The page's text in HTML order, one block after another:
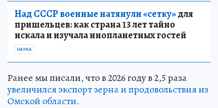
Над СССР военные натянули «сетку»для
пришельцев: как страна 13 лет тайно
искала и изучала инопланетных гостей
НАУКА
Ранее мы писали, что в 2026 году в 2,5 раза
увеличился экспорт зерна и продовольствия из
Омской области.